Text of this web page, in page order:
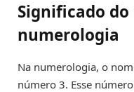
Significado
numerologia
Na numerologia, o
número 3. Esse